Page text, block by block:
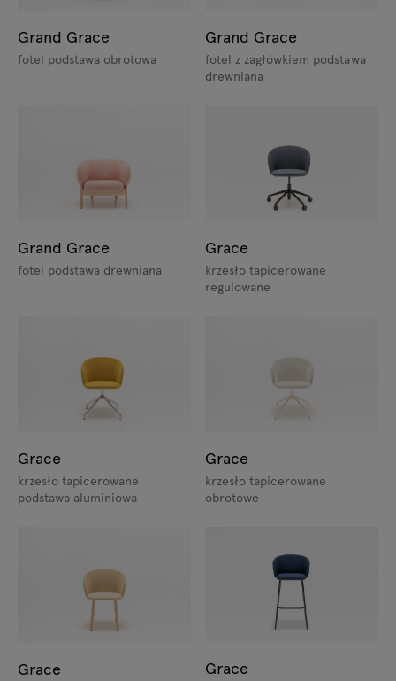
Grand Grace
fotel podstawa obrotowa
Grand Grace
fotel z zagłówkiem podstawa
drewniana
Grand Grace
fotel podstawa drewniana
Grace
krzesło tapicerowane
regulowane
Grace
krzesło tapicerowane
podstawa aluminiowa
Grace
krzesło tapicerowane
obrotowe
Grace Grace